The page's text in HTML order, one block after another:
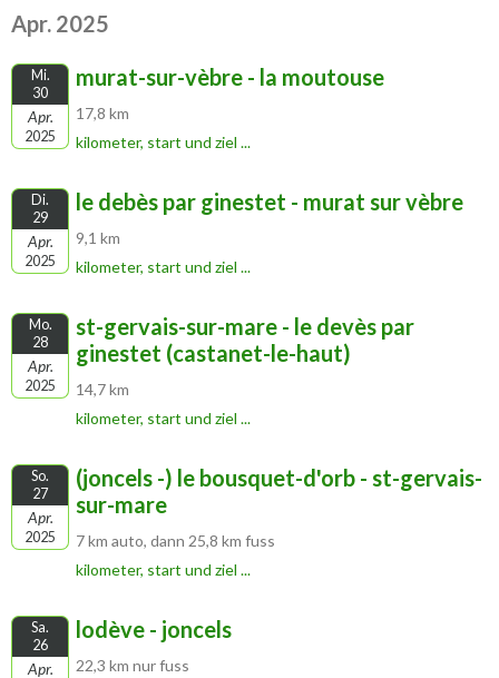
Apr. 2025
Mi.
30
Apr.
2025
murat-sur-vèbre - la moutouse
17,8 km
kilometer, start und ziel ...
Di.
29
Apr.
2025
le debès par ginestet - murat sur vèbre
9,1 km
kilometer, start und ziel ...
Mo.
28
Apr.
2025
st-gervais-sur-mare - le devès par
ginestet (castanet-le-haut)
14,7 km
kilometer, start und ziel ...
So.
27
Apr.
2025
(joncels -) le bousquet-d'orb - st-gervais-
sur-mare
7 km auto, dann 25,8 km fuss
kilometer, start und ziel ...
Sa.
26
Apr.
lodève - joncels
22,3 km nur fuss